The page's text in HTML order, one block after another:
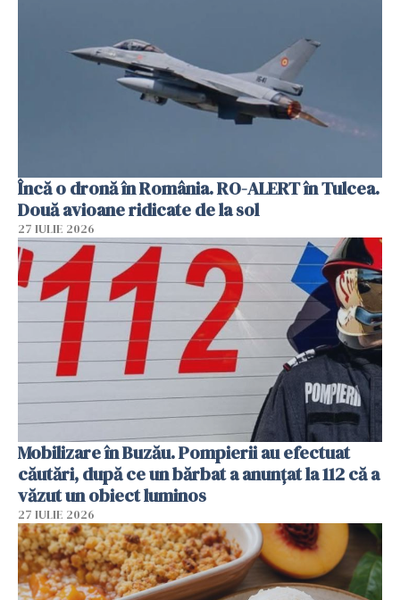
Încă o dronă în România. RO-ALERT în Tulcea.
Două avioane ridicate de la sol
27 IULIE 2026
Mobilizare în Buzău. Pompierii au efectuat
căutări, după ce un bărbat a anunțat la 112 că a
văzut un obiect luminos
27 IULIE 2026